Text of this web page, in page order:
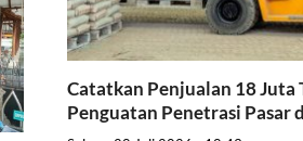
Catatkan Penjualan 18 Juta
Penguatan Penetrasi Pasar